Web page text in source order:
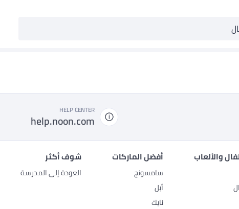
HELP CENTER
help.noon.com
والألعاب أفضل الماركات
سامسونج
أبل
نايك
شوف أكثر
العودة إلى المدرسة